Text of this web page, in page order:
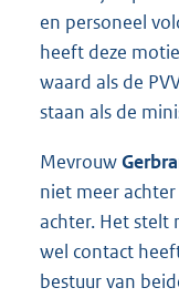
en personeel
heeft deze
waard als de
staan als de
Mevrouw
niet meer
achter. Het stelt
wel contact
bestuur van